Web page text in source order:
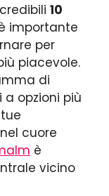
10
importante
per
piacevole.
di
opzioni più
cuore
è
vicino